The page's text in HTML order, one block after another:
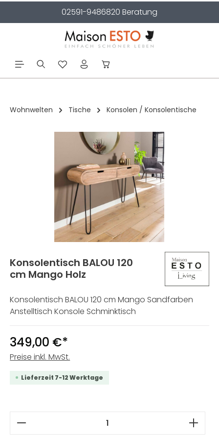
02591-9486820 Beratung
Wohnwelten Tische Konsolen / Konsolentische
Bildergalerie überspringen
Konsolentisch BALOU 120
cm Mango Holz
Konsolentisch BALOU 120 cm Mango Sandfarben
Anstelltisch Konsole Schminktisch
349,00 €*
Preise inkl. MwSt.
Lieferzeit 7-12 Werktage
Produkt Anzahl: Gib den